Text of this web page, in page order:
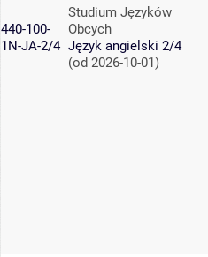
440-100-
1N-JA-2/4
Studium Języków
Obcych
Język angielski 2/4
(od 2026-10-01)